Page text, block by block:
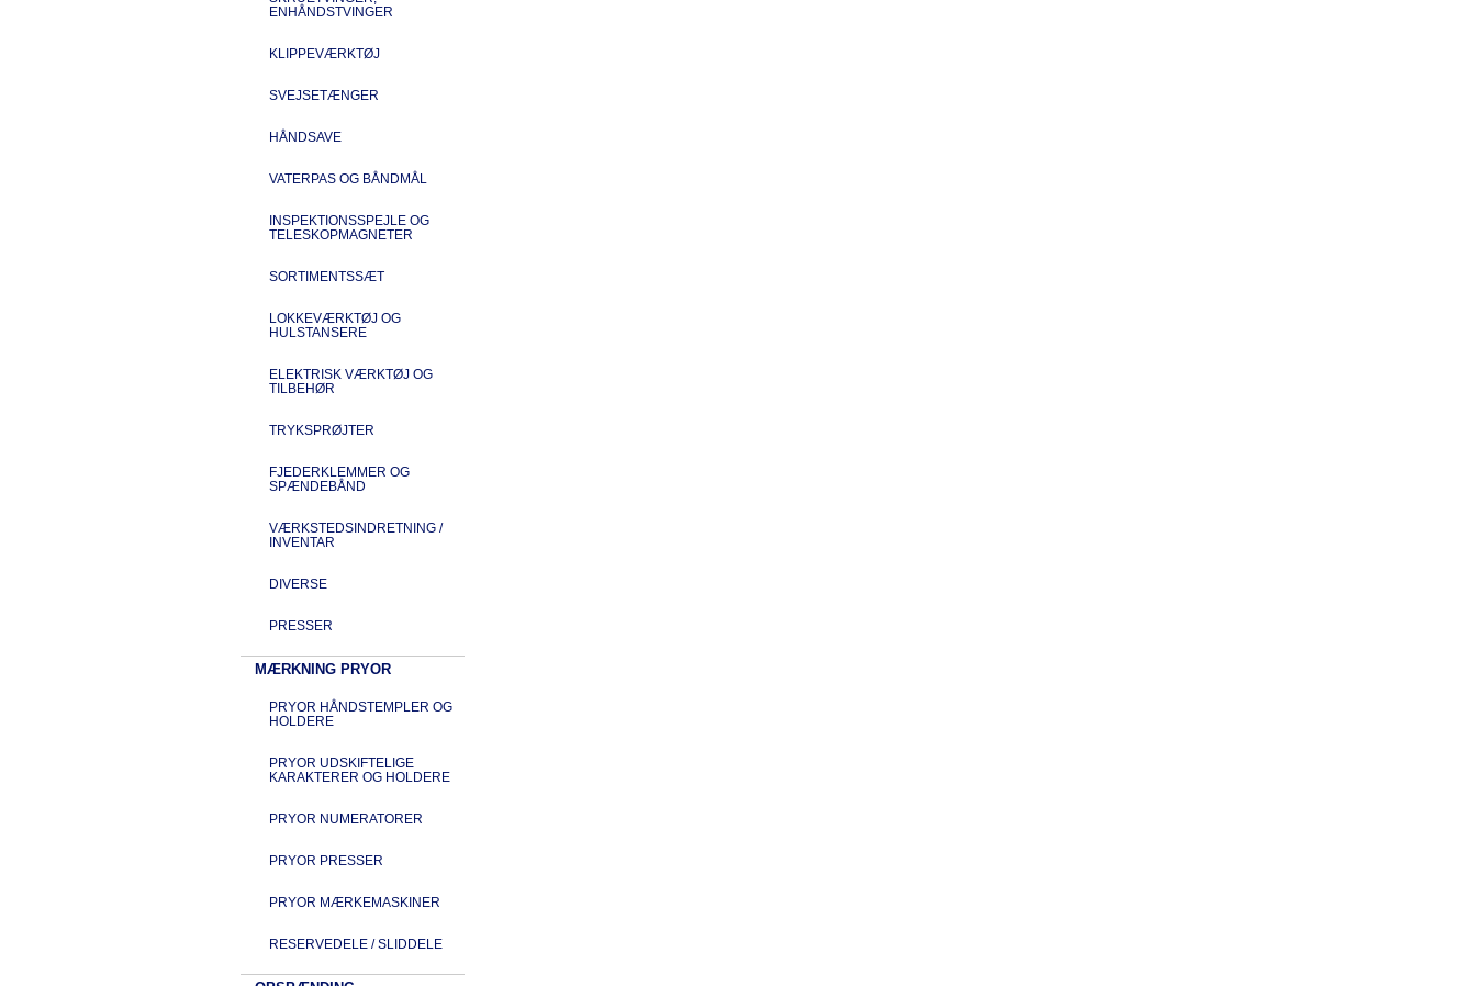
ENHÅNDSTVINGER
KLIPPEVÆRKTØJ
SVEJSETÆNGER
HÅNDSAVE
VATERPAS OG BÅNDMÅL
INSPEKTIONSSPEJLE OG
TELESKOPMAGNETER
SORTIMENTSSÆT
LOKKEVÆRKTØJ OG
HULSTANSERE
ELEKTRISK VÆRKTØJ OG
TILBEHØR
TRYKSPRØJTER
FJEDERKLEMMER OG
SPÆNDEBÅND
VÆRKSTEDSINDRETNING /
INVENTAR
DIVERSE
PRESSER
MÆRKNING PRYOR
PRYOR HÅNDSTEMPLER OG
HOLDERE
PRYOR UDSKIFTELIGE
KARAKTERER OG HOLDERE
PRYOR NUMERATORER
PRYOR PRESSER
PRYOR MÆRKEMASKINER
RESERVEDELE / SLIDDELE